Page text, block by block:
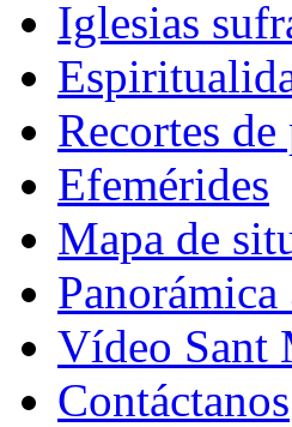
Iglesias
Recortes de
Efemérides
Mapa de
Panorámica
Vídeo Sant
Contáctanos